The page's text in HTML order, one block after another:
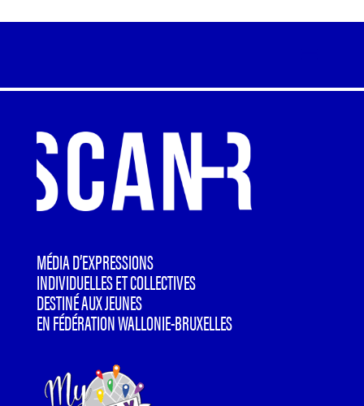
MÉDIA D’EXPRESSIONS
INDIVIDUELLES ET COLLECTIVES
DESTINÉ AUX JEUNES
EN FÉDÉRATION WALLONIE-BRUXELLES